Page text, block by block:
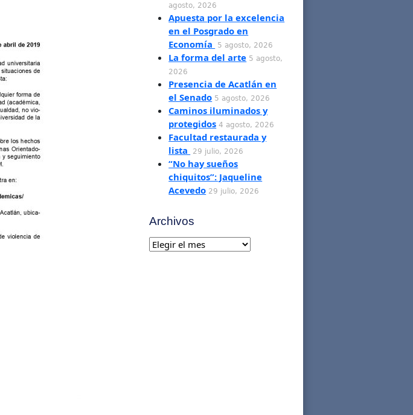
agosto, 2026
Apuesta por la excelencia
en el Posgrado en
Economía
5 agosto, 2026
La forma del arte 5 agosto,
2026
Presencia de Acatlán en
el Senado 5 agosto, 2026
Caminos iluminados y
protegidos 4 agosto, 2026
Facultad restaurada y
lista
29 julio, 2026
“No hay sueños
chiquitos”: Jaqueline
Acevedo 29 julio, 2026
Archivos
Archivos